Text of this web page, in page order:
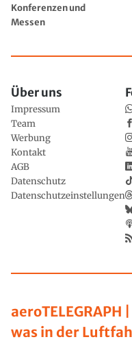
Konferenzen und
Messen
was in der
Über uns
Impressum
Team
Werbung
Kontakt
AGB
Datenschutz
Datenschutzeinstellungen